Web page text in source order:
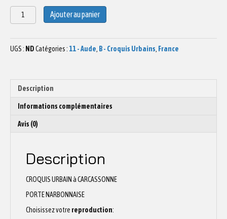
quantité
de
porte
Narbonnaise
Ajouter au panier
UGS : NDCatégories : 11 - Aude B - Croquis Urbains France
Description
Informations complémentaires
Avis (0)
Description
CROQUIS URBAIN à CARCASSONNE
PORTE NARBONNAISE
Choisissez votre reproduction: